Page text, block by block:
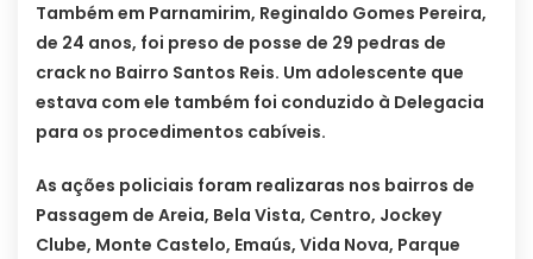
Também em Parnamirim, Reginaldo Gomes Pereira,
de 24 anos, foi preso de posse de 29 pedras de
crack no Bairro Santos Reis. Um adolescente que
estava com ele também foi conduzido à Delegacia
para os procedimentos cabíveis.
As ações policiais foram realizaras nos bairros de
Passagem de Areia, Bela Vista, Centro, Jockey
Clube, Monte Castelo, Emaús, Vida Nova, Parque